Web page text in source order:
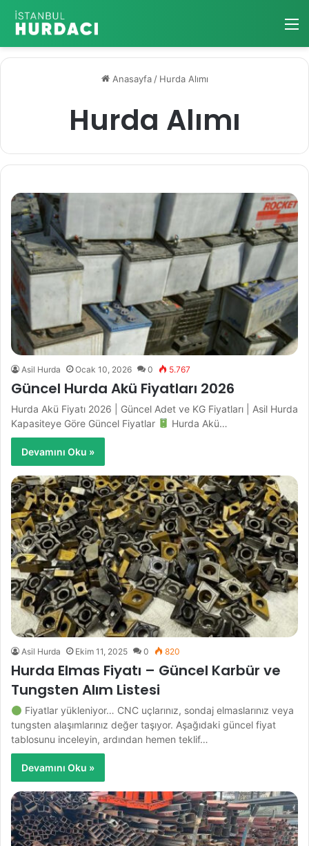
Anasayfa / Hurda Alımı
Hurda Alımı
Asil Hurda Ocak 10, 2026 0 5.767
Güncel Hurda Akü Fiyatları 2026
Hurda Akü Fiyatı 2026 | Güncel Adet ve KG Fiyatları | Asil Hurda
Kapasiteye Göre Güncel Fiyatlar
Hurda Akü…
Devamını Oku »
Asil Hurda Ekim 11, 2025 0 820
Hurda Elmas Fiyatı – Güncel Karbür ve
Tungsten Alım Listesi
Fiyatlar yükleniyor… CNC uçlarınız, sondaj elmaslarınız veya
tungsten alaşımlarınız değer taşıyor. Aşağıdaki güncel fiyat
tablosunu inceleyin, ardından hemen teklif…
Devamını Oku »